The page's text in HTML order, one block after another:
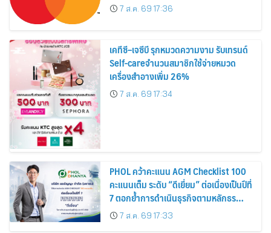
7 ส.ค. 69 17:36
เคทีซี–เจซีบี รุกหมวดความงาม รับเทรนด์
Self-careจำนวนสมาชิกใช้จ่ายหมวด
เครื่องสำอางเพิ่ม 26%
7 ส.ค. 69 17:34
PHOL คว้าคะแนน AGM Checklist 100
คะแนนเต็ม ระดับ “ดีเยี่ยม” ต่อเนื่องเป็นปีที่
7 ตอกย้ำการดำเนินธุรกิจตามหลักธร
รมาภิบาล โปร่งใส สร้างความเชื่อมั่นผู้ถือ
หุ้น
7 ส.ค. 69 17:33